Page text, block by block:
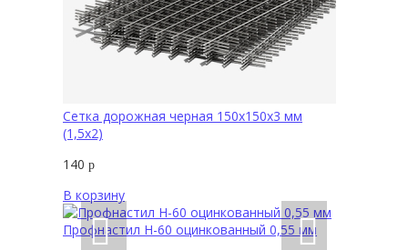
Сетка дорожная черная 150х150х3 мм
(1,5х2)
140 р
В корзину
Профнастил Н-60 оцинкованный 0,55 мм